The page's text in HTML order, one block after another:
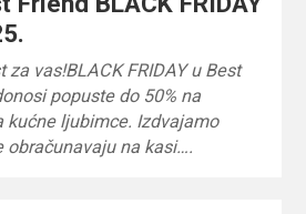
vas!BLACK FRIDAY u Best
popuste do 50% na
kućne ljubimce. Izdvajamo
obračunavaju na kasi….